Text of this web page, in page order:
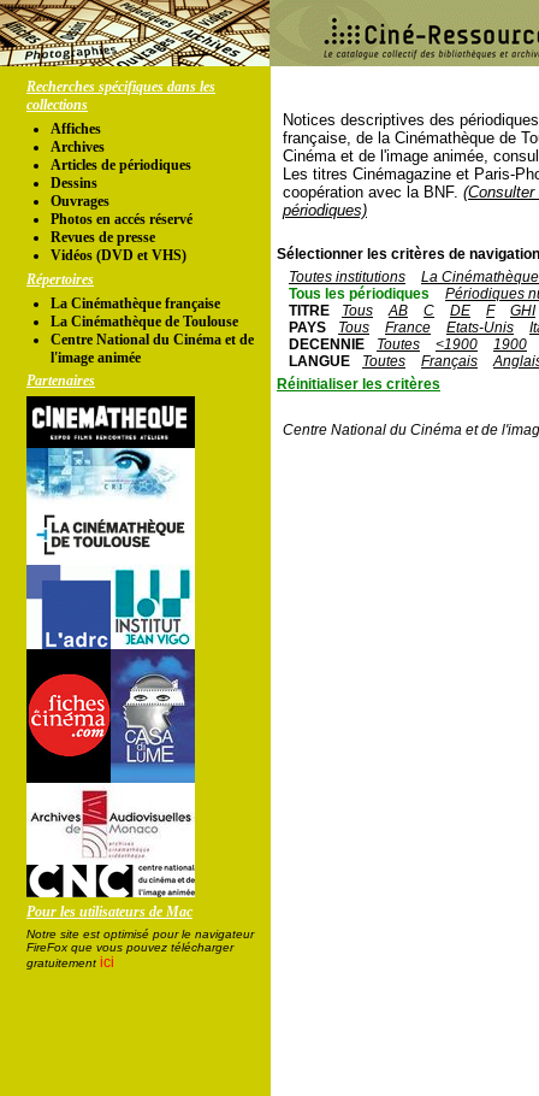
Recherches spécifiques dans les
collections
Affiches
Archives
Articles de périodiques
Dessins
Ouvrages
Photos en accés réservé
Revues de presse
Vidéos (DVD et VHS)
Répertoires
La Cinémathèque française
La Cinémathèque de Toulouse
Centre National du Cinéma et de
l'image animée
Partenaires
Pour les utilisateurs de Mac
Notre site est optimisé pour le navigateur
FireFox que vous pouvez télécharger
gratuitement ici
Notices descriptives des
française, de la Cinémathèque de
Cinéma et de l'image animée,
Les titres Cinémagazine et Paris-
coopération avec la BNF.
périodiques)
Sélectionner les critères de
Toutes institutions
La
Tous les périodiques
Périodiques
TITRE
Tous AB C DE F
GHI
PAYS
Tous France Etats-Unis
DECENNIE
Toutes <1900
1900
LANGUE
Toutes Français
Réinitialiser les critères
Centre National du Cinéma et de